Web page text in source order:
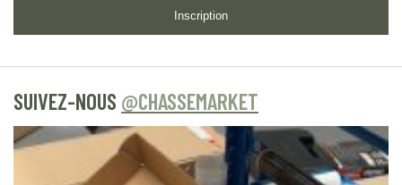
Inscription
SUIVEZ-NOUS @CHASSEMARKET